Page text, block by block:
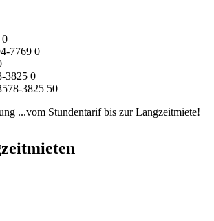
0
7769 0
3825 0
3825 50
...vom Stundentarif bis zur Langzeitmiete!